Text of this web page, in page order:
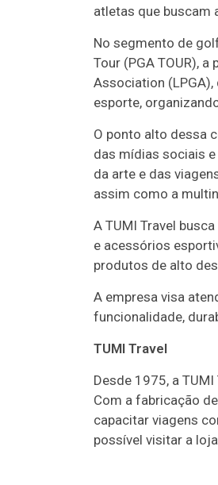
atletas que buscam
No segmento de
Tour (PGA TOUR),
Association
esporte,
O ponto alto dessa
das mídias sociais
da arte e das
assim como a
A TUMI Travel
e acessórios
produtos de alto
A empresa visa
funcionalidade,
TUMI Travel
Desde 1975, a
Com a fabricação
capacitar viagens
possível visitar a